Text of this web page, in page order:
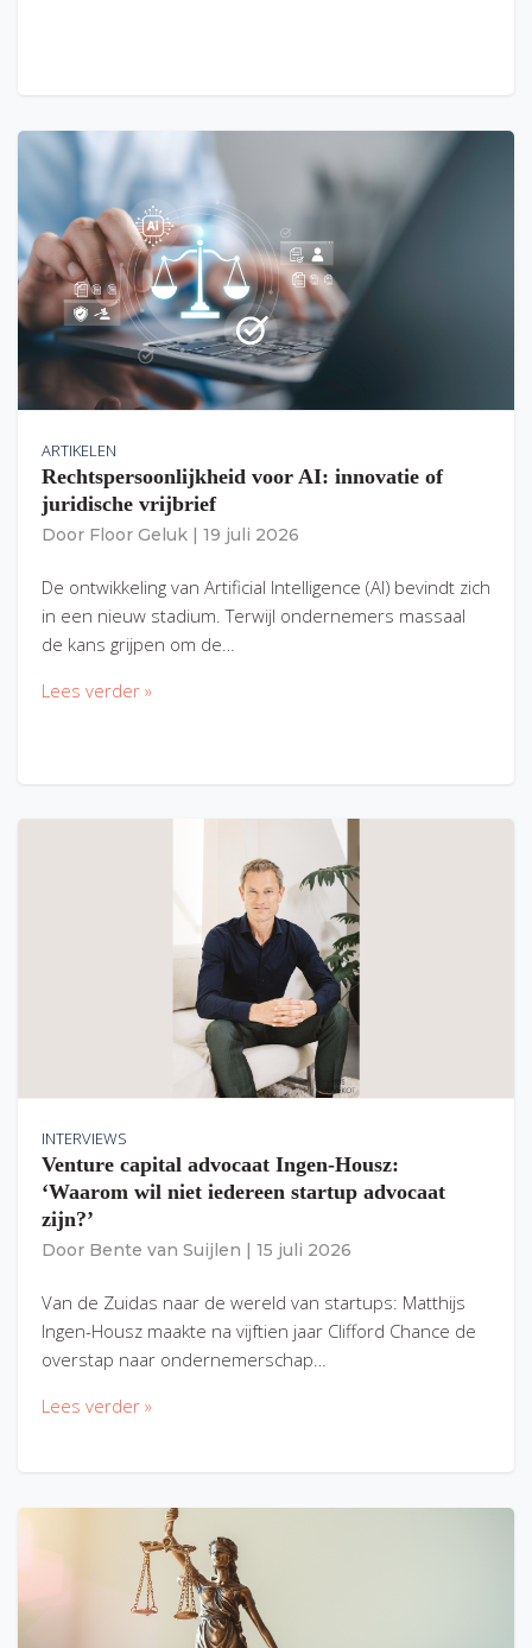
ARTIKELEN
Rechtspersoonlijkheid voor AI: innovatie of
juridische vrijbrief
Door Floor Geluk 19 juli 2026
De ontwikkeling van Artificial Intelligence (AI) bevindt zich
in een nieuw stadium. Terwijl ondernemers massaal
de kans grijpen om de…
Lees verder »
INTERVIEWS
Venture capital advocaat Ingen-Housz:
‘Waarom wil niet iedereen startup advocaat
zijn?’
Door Bente van Suijlen 15 juli 2026
Van de Zuidas naar de wereld van startups: Matthijs
Ingen-Housz maakte na vijftien jaar Clifford Chance de
overstap naar ondernemerschap…
Lees verder »